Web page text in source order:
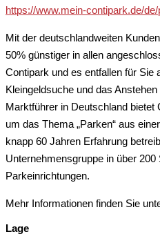
https://www.mein-contipark.de/
Mit der deutschlandweiten
50% günstiger in allen
Contipark und es entfallen für Sie
Kleingeldsuche und das
Marktführer in Deutschland bietet
um das Thema „Parken“ aus
knapp 60 Jahren Erfahrung
Unternehmensgruppe in über 200
Parkeinrichtungen.
Mehr Informationen finden Sie
Lage